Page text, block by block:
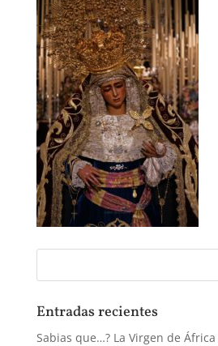
Entradas recientes
Sabias que…? La Virgen de